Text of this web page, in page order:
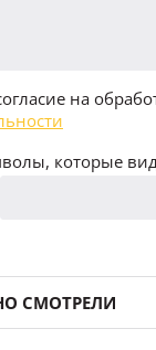
на
которые
СМОТРЕЛИ